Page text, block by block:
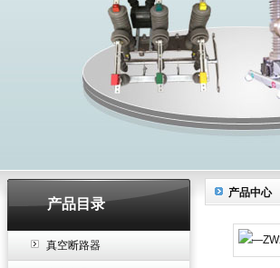
产品目录
真空断路器
产品中心